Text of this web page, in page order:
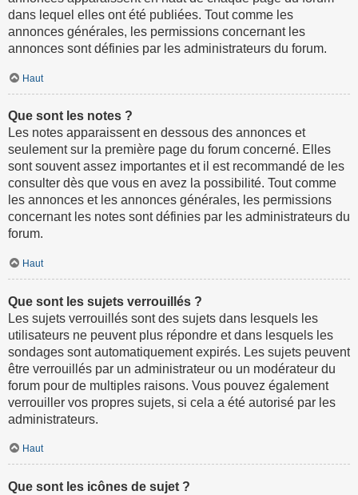
dans lequel elles ont été publiées. Tout comme les
annonces générales, les permissions concernant les
annonces sont définies par les administrateurs du forum.
Haut
Que sont les notes ?
Les notes apparaissent en dessous des annonces et
seulement sur la première page du forum concerné. Elles
sont souvent assez importantes et il est recommandé de les
consulter dès que vous en avez la possibilité. Tout comme
les annonces et les annonces générales, les permissions
concernant les notes sont définies par les administrateurs du
forum.
Haut
Que sont les sujets verrouillés ?
Les sujets verrouillés sont des sujets dans lesquels les
utilisateurs ne peuvent plus répondre et dans lesquels les
sondages sont automatiquement expirés. Les sujets peuvent
être verrouillés par un administrateur ou un modérateur du
forum pour de multiples raisons. Vous pouvez également
verrouiller vos propres sujets, si cela a été autorisé par les
administrateurs.
Haut
Que sont les icônes de sujet ?